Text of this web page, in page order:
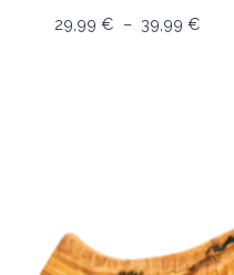
29,99 € – 39,99 €Plage